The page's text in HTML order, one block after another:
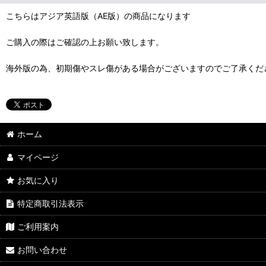
こちらはアジア英語版（AE版）の商品になります
ご購入の際はご確認の上お願い致します。
海外版の為、初期傷やスレ傷がある場合がございますのでご了承くだ
ホーム
マイページ
お気に入り
特定商取引法表示
ご利用案内
お問い合わせ